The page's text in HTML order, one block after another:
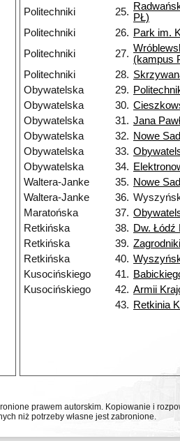
Politechniki
25. PŁ)
Politechniki 26. Park im.
Politechniki
27. (kampus
Politechniki 28.
Obywatelska
29.
Obywatelska
30.
Obywatelska
31. Jana
Obywatelska
32. Nowe
Obywatelska
33.
Obywatelska
34.
Waltera-Janke
35. Nowe
Waltera-Janke
36.
Maratońska
37.
Retkińska
38. Dw. Łódź
Retkińska
39. Zagrodniki
Retkińska
40.
Kusocińskiego
41.
Kusocińskiego
42. Armii
43. Retkinia
prawem autorskim. Kopiowanie i
niż potrzeby własne jest zabronione.